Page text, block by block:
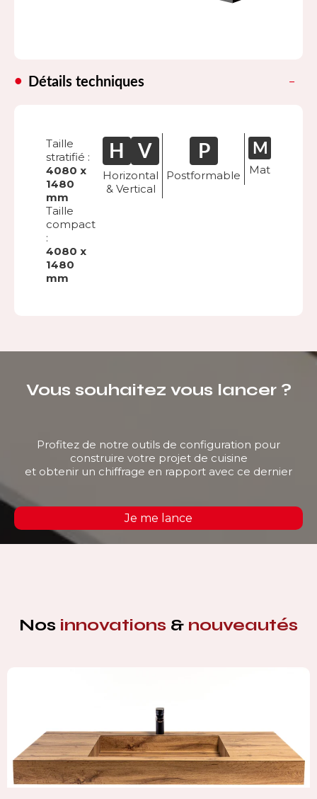
Détails techniques
Taille
stratifié :
4080 x
1480
mm
Taille
compact
:
4080 x
1480
mm
Horizontal
& Vertical
Postformable Mat
Vous souhaitez vous lancer ?
Profitez de notre outils de configuration pour
construire votre projet de cuisine
et obtenir un chiffrage en rapport avec ce dernier
Je me lance
Nos innovations & nouveautés